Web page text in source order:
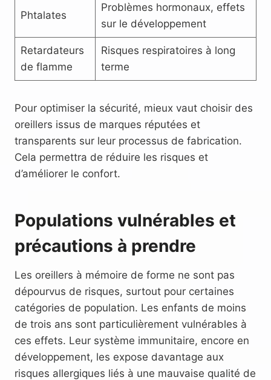
Phtalates
Problèmes hormonaux, effets
sur le développement
Retardateurs
de flamme
Risques respiratoires à long
terme
Pour optimiser la sécurité, mieux vaut choisir des
oreillers issus de marques réputées et
transparents sur leur processus de fabrication.
Cela permettra de réduire les risques et
d’améliorer le confort.
Populations vulnérables et
précautions à prendre
Les oreillers à mémoire de forme ne sont pas
dépourvus de risques, surtout pour certaines
catégories de population. Les enfants de moins
de trois ans sont particulièrement vulnérables à
ces effets. Leur système immunitaire, encore en
développement, les expose davantage aux
risques allergiques liés à une mauvaise qualité de